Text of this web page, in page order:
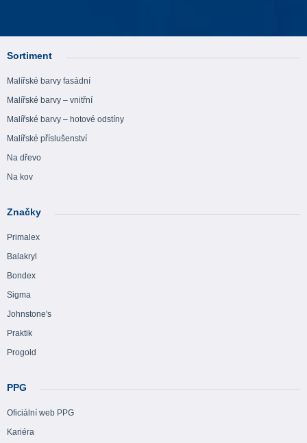
Sortiment
Malířské barvy fasádní
Malířské barvy – vnitřní
Malířské barvy – hotové odstíny
Malířské příslušenství
Na dřevo
Na kov
Značky
Primalex
Balakryl
Bondex
Sigma
Johnstone's
Praktik
Progold
PPG
Oficiální web PPG
Kariéra